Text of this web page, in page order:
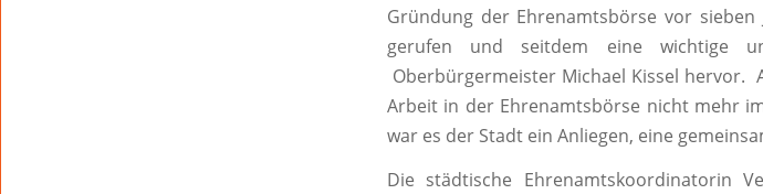
Gründung der Ehrenamtsbörse vor
gerufen und seitdem eine wichtige
Oberbürgermeister Michael Kissel hervor.
Arbeit in der Ehrenamtsbörse nicht mehr
war es der Stadt ein Anliegen, eine
Die städtische Ehrenamtskoordinatorin